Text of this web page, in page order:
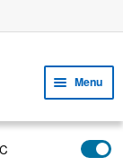
Menu
le
menu